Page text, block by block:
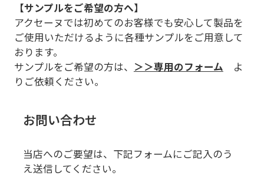
【サンプルをご希望の方へ】
アクセーヌでは初めてのお客様でも安心して製品を
ご使用いただけるように各種サンプルをご用意して
おります。
サンプルをご希望の方は、 ＞＞専用のフォーム よ
りご依頼ください。
お問い合わせ
当店へのご要望は、下記フォームにご記入のう
え送信してください。